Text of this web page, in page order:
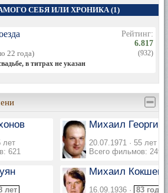
СЕБЯ ИЛИ ХРОНИКА (1)
22 года)
в титрах не указан
Рейтинг:
6.817
(932)
лет
621
Михаил Георгиу
20.07.1971 · 55 лет
Всего фильмов: 249
лет
Михаил
16.09.1936 · 83 года